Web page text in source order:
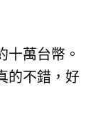
十萬台幣。
的不錯，好